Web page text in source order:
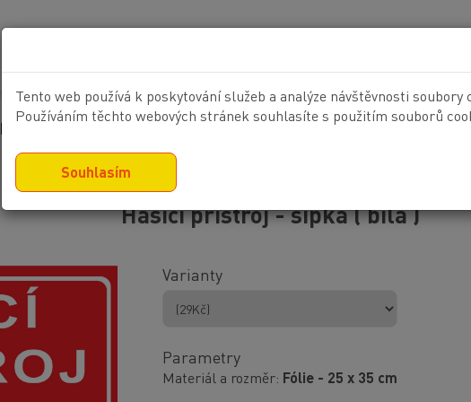
Tento web používá k poskytování služeb a analýze návštěvnosti soubory
Používáním těchto webových stránek souhlasíte s použitím souborů
Souhlasím
POZOR ZNAČKY VELKOPLOŠNÝ TISK POTISK TEXTILU
Hasící přístroj - šipka ( bílá )
Varianty
Parametry
Materiál a rozměr Fólie - 25 x 35 cm